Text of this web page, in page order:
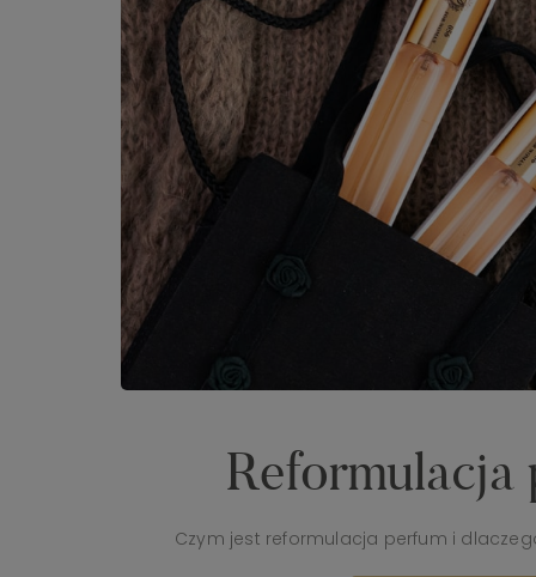
Reformulacja
Czym jest reformulacja perfum i